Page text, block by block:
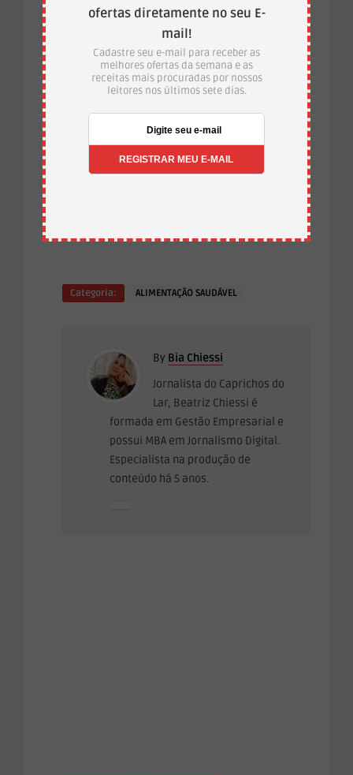
Categoria: ALIMENTAÇÃO SAUDÁVEL
By Bia Chiessi
Jornalista do Caprichos do
Lar, Beatriz Chiessi é
formada em Gestão Empresarial e
possui MBA em Jornalismo Digital.
Especialista na produção de
conteúdo há 5 anos.
ofertas diretamente no seu E-
mail!
Cadastre seu e-mail para receber as
melhores ofertas da semana e as
receitas mais procuradas por nossos
leitores nos últimos sete dias.